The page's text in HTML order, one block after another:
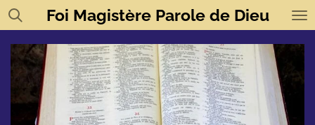
Passer
au
contenu
principal
Foi Magistère Parole de Dieu